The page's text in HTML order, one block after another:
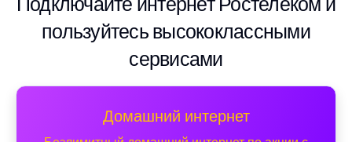
пользуйтесь высококлассными
сервисами
Домашний интернет